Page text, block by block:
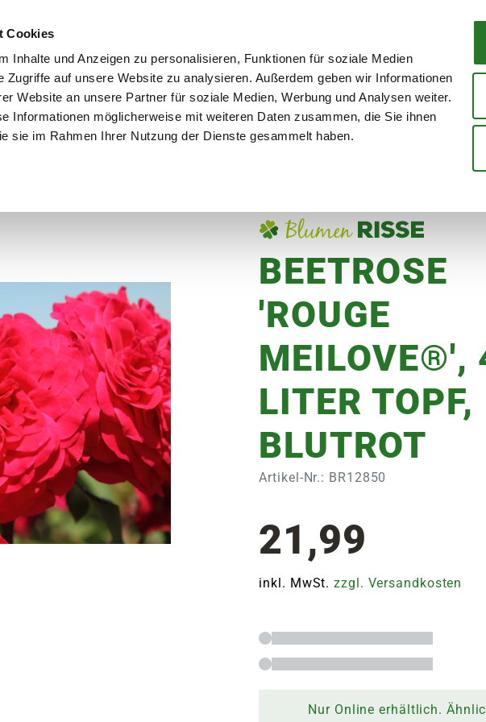
Cookies
Inhalte und Anzeigen zu personalisieren, Funktionen für soziale Medien
Zugriffe auf unsere Website zu analysieren. Außerdem geben wir Informationen
Website an unsere Partner für soziale Medien, Werbung und Analysen weiter.
Informationen möglicherweise mit weiteren Daten zusammen, die Sie ihnen
sie im Rahmen Ihrer Nutzung der Dienste gesammelt haben.
Garten Aktuelles Ratgeber Gutscheine
'Rouge Meilove®', 4 Liter Topf, blutrot
BEETROSE
'ROUGE
MEILOVE®',
LITER TOPF,
BLUTROT
Artikel-Nr.: BR12850
21,99
inkl. MwSt.zzgl. Versandkosten
Nur Online erhältlich.